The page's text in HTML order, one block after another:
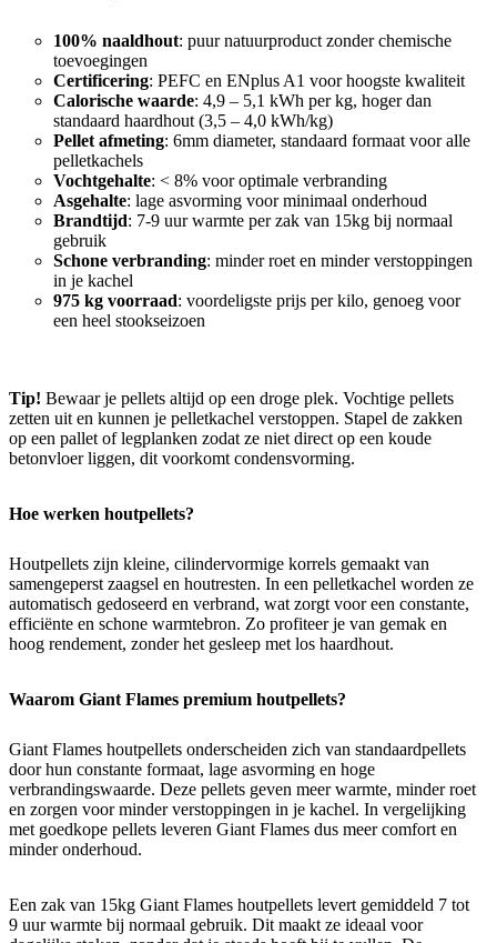
100% naaldhout: puur natuurproduct zonder chemische
toevoegingen
Certificering: PEFC en ENplus A1 voor hoogste kwaliteit
Calorische waarde: 4,9 – 5,1 kWh per kg, hoger dan
standaard haardhout (3,5 – 4,0 kWh/kg)
Pellet afmeting: 6mm diameter, standaard formaat voor alle
pelletkachels
Vochtgehalte: < 8% voor optimale verbranding
Asgehalte: lage asvorming voor minimaal onderhoud
Brandtijd: 7-9 uur warmte per zak van 15kg bij normaal
gebruik
Schone verbranding: minder roet en minder verstoppingen
in je kachel
975 kg voorraad: voordeligste prijs per kilo, genoeg voor
een heel stookseizoen
Tip! Bewaar je pellets altijd op een droge plek. Vochtige pellets
zetten uit en kunnen je pelletkachel verstoppen. Stapel de zakken
op een pallet of legplanken zodat ze niet direct op een koude
betonvloer liggen, dit voorkomt condensvorming.
Hoe werken houtpellets?
Houtpellets zijn kleine, cilindervormige korrels gemaakt van
samengeperst zaagsel en houtresten. In een pelletkachel worden ze
automatisch gedoseerd en verbrand, wat zorgt voor een constante,
efficiënte en schone warmtebron. Zo profiteer je van gemak en
hoog rendement, zonder het gesleep met los haardhout.
Waarom Giant Flames premium houtpellets?
Giant Flames houtpellets onderscheiden zich van standaardpellets
door hun constante formaat, lage asvorming en hoge
verbrandingswaarde. Deze pellets geven meer warmte, minder roet
en zorgen voor minder verstoppingen in je kachel. In vergelijking
met goedkope pellets leveren Giant Flames dus meer comfort en
minder onderhoud.
Een zak van 15kg Giant Flames houtpellets levert gemiddeld 7 tot
9 uur warmte bij normaal gebruik. Dit maakt ze ideaal voor